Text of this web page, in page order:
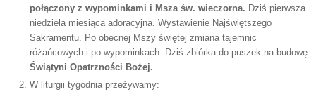
połączony z wypominkami i Msza św. wieczorna. Dziś pierwsza
niedziela miesiąca adoracyjna. Wystawienie Najświętszego
Sakramentu. Po obecnej Mszy świętej zmiana tajemnic
różańcowych i po wypominkach. Dziś zbiórka do puszek na budowę
Świątyni Opatrzności Bożej.
W liturgii tygodnia przeżywamy: